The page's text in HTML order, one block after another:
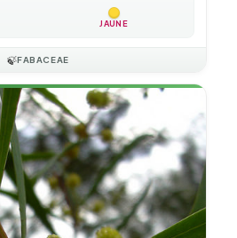
JAUNE
🍃FABACEAE